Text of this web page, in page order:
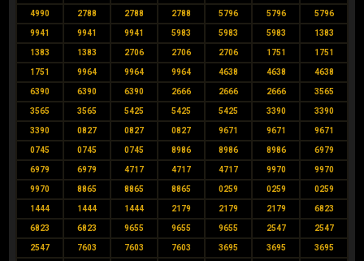
4990 2788 2788 2788 5796 5796 5796
9941 9941 9941 5983 5983 5983 1383
1383 1383 2706 2706 2706 1751 1751
1751 9964 9964 9964 4638 4638 4638
6390 6390 6390 2666 2666 2666 3565
3565 3565 5425 5425 5425 3390 3390
3390 0827 0827 0827 9671 9671 9671
0745 0745 0745 8986 8986 8986 6979
6979 6979 4717 4717 4717 9970 9970
9970 8865 8865 8865 0259 0259 0259
1444 1444 1444 2179 2179 2179 6823
6823 6823 9655 9655 9655 2547 2547
2547 7603 7603 7603 3695 3695 3695